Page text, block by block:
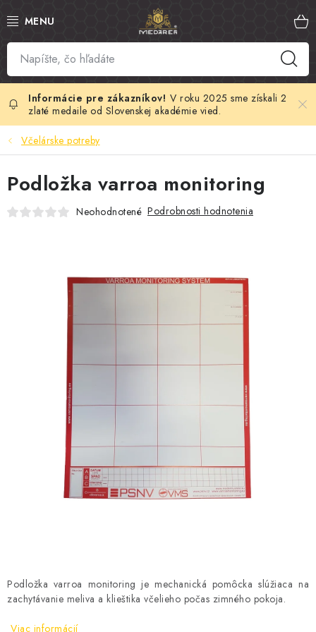
na
SLOVENSKÝ MED
MANUKA MED
VČELÍ PEĽ
MATERSKÁ KAŠIČKA
MEDOVÁ KOZMETIKA
MEDOVINA
MEDOVÉ DARČEKOVÉ SETY
VÝROBKY Z VOSKU
DOPLNKY KU VČELÍM PRODUKTOM
MEDOVÉ CUKROVINKY
SLUŽBY VČELÁRA
V roku 2025 sme získali 2
zlaté medaile od Slovenskej akadémie vied.
Včelárske potreby
Podložka varroa monitoring je mechanická pomôcka slúžiaca na
zachytávanie meliva a klieštika včelieho počas zimného pokoja.
Viac informácií
Podložka varroa monitoring
Neohodnotené Podrobnosti hodnotenia